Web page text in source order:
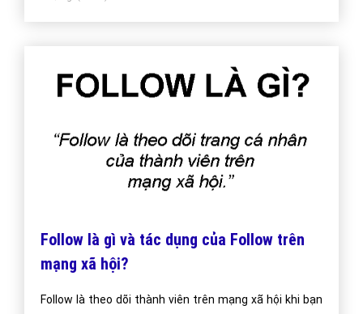
Follow là gì và tác dụng của Follow trên
mạng xã hội?
Follow là theo dõi thành viên trên mạng xã hội khi bạn